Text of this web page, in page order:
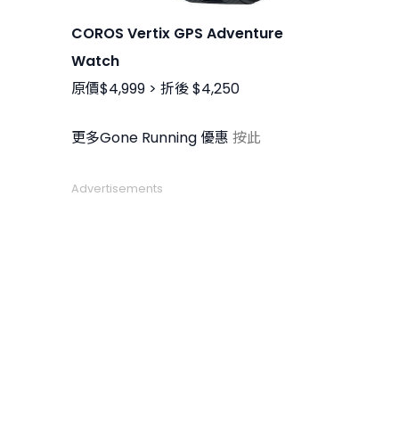
COROS Vertix GPS Adventure
Watch
原價$4,999 > 折後 $4,250
更多Gone Running 優惠 按此
Advertisements